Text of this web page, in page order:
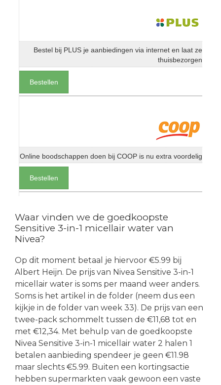
Bestel bij PLUS je aanbiedingen via internet en laat ze
thuisbezorgen
Bestellen
Online boodschappen doen bij COOP is nu extra voordelig
Bestellen
Waar vinden we de goedkoopste
Sensitive 3-in-1 micellair water van
Nivea?
Op dit moment betaal je hiervoor €5.99 bij
Albert Heijn. De prijs van Nivea Sensitive 3-in-1
micellair water is soms per maand weer anders.
Soms is het artikel in de folder (neem dus een
kijkje in de folder van week 33). De prijs van een
twee-pack schommelt tussen de €11,68 tot en
met €12,34. Met behulp van de goedkoopste
Nivea Sensitive 3-in-1 micellair water 2 halen 1
betalen aanbieding spendeer je geen €11.98
maar slechts €5.99. Buiten een kortingsactie
hebben supermarkten vaak gewoon een vaste